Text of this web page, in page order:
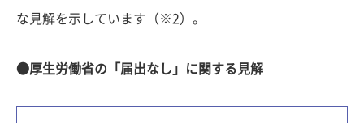
な見解を示しています（※2）。
●厚生労働省の「届出なし」に関する見解